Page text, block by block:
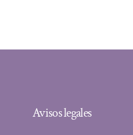
Avisos legales